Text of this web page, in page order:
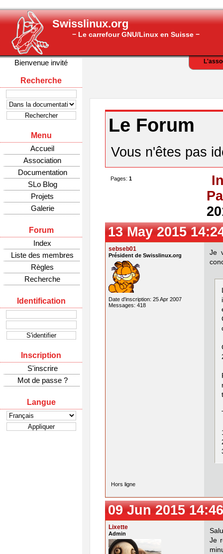
Swisslinux.org
− Le carrefour GNU/Linux en Suisse −
Bienvenue invité
Recherche
Menu
Accueil
Association
Documentation
SLo Blog
Projets
Galerie
Forum
Index
Liste des membres
Règles
Recherche
Identification
Inscription
S'inscrire
Mot de passe ?
Langue
Le Forum
Vous n'êtes pas
Pages: 1
13 May 2015
sebseb01
Président de Swisslinux.org
Date d'inscription: 25 Apr 2007
Messages: 418
Je
Hors ligne
09 Jun 2015
Lixette
Admin
Je